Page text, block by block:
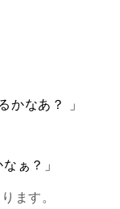
かなあ？ 」
ぁ？」
ます。